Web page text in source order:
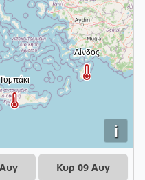
i
Κυρ 09 Αυγ